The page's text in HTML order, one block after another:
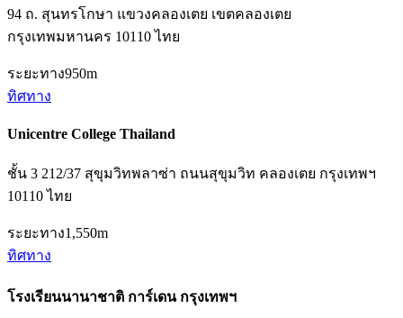
94 ถ. สุนทรโกษา แขวงคลองเตย เขตคลองเตย
กรุงเทพมหานคร 10110 ไทย
ระยะทาง950m
ทิศทาง
Unicentre College Thailand
ชั้น 3 212/37 สุขุมวิทพลาซ่า ถนนสุขุมวิท คลองเตย กรุงเทพฯ
10110 ไทย
ระยะทาง1,550m
ทิศทาง
โรงเรียนนานาชาติ การ์เดน กรุงเทพฯ